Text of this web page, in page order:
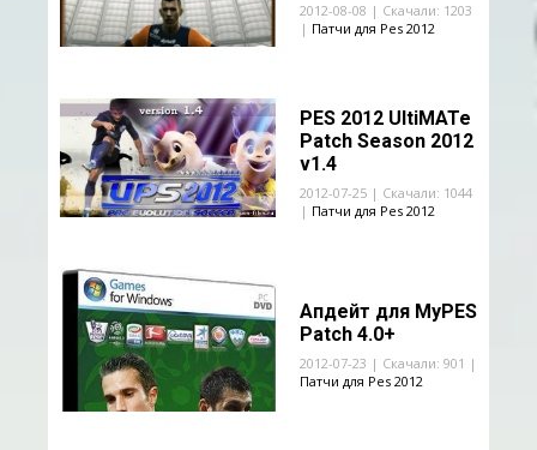
2012-08-08 | Скачали: 1203
| Патчи для Pes 2012
PES 2012 UltiMATe
Patch Season 2012
v1.4
2012-07-25 | Скачали: 1044
| Патчи для Pes 2012
Апдейт для MyPES
Patch 4.0+
2012-07-23 | Скачали: 901 |
Патчи для Pes 2012